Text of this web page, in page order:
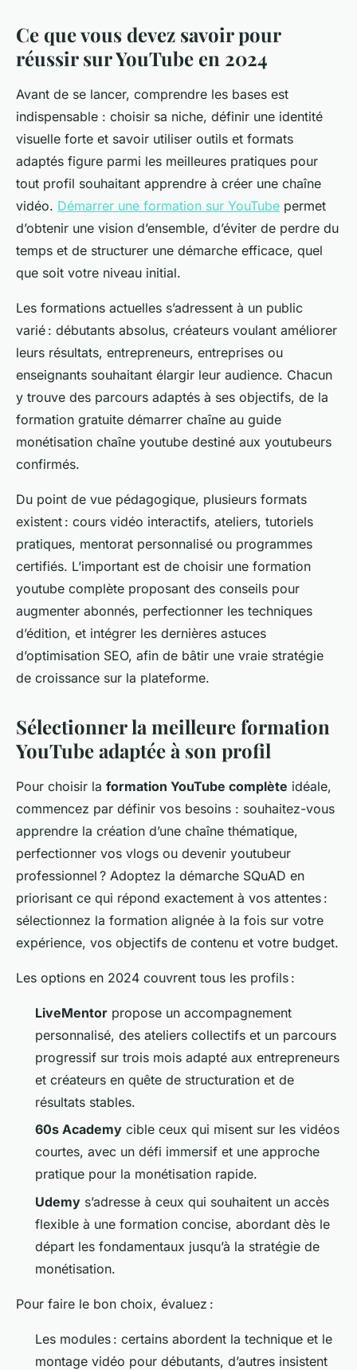
Ce que vous devez savoir pour
réussir sur YouTube en 2024
Avant de se lancer, comprendre les bases est
indispensable : choisir sa niche, définir une identité
visuelle forte et savoir utiliser outils et formats
adaptés figure parmi les meilleures pratiques pour
tout profil souhaitant apprendre à créer une chaîne
vidéo. Démarrer une formation sur YouTube permet
d’obtenir une vision d’ensemble, d’éviter de perdre du
temps et de structurer une démarche efficace, quel
que soit votre niveau initial.
Les formations actuelles s’adressent à un public
varié : débutants absolus, créateurs voulant améliorer
leurs résultats, entrepreneurs, entreprises ou
enseignants souhaitant élargir leur audience. Chacun
y trouve des parcours adaptés à ses objectifs, de la
formation gratuite démarrer chaîne au guide
monétisation chaîne youtube destiné aux youtubeurs
confirmés.
Du point de vue pédagogique, plusieurs formats
existent : cours vidéo interactifs, ateliers, tutoriels
pratiques, mentorat personnalisé ou programmes
certifiés. L’important est de choisir une formation
youtube complète proposant des conseils pour
augmenter abonnés, perfectionner les techniques
d’édition, et intégrer les dernières astuces
d’optimisation SEO, afin de bâtir une vraie stratégie
de croissance sur la plateforme.
Sélectionner la meilleure formation
YouTube adaptée à son profil
Pour choisir la formation YouTube complète idéale,
commencez par définir vos besoins : souhaitez-vous
apprendre la création d’une chaîne thématique,
perfectionner vos vlogs ou devenir youtubeur
professionnel ? Adoptez la démarche SQuAD en
priorisant ce qui répond exactement à vos attentes :
sélectionnez la formation alignée à la fois sur votre
expérience, vos objectifs de contenu et votre budget.
Les options en 2024 couvrent tous les profils :
LiveMentor propose un accompagnement
personnalisé, des ateliers collectifs et un parcours
progressif sur trois mois adapté aux entrepreneurs
et créateurs en quête de structuration et de
résultats stables.
60s Academy cible ceux qui misent sur les vidéos
courtes, avec un défi immersif et une approche
pratique pour la monétisation rapide.
Udemy s’adresse à ceux qui souhaitent un accès
flexible à une formation concise, abordant dès le
départ les fondamentaux jusqu’à la stratégie de
monétisation.
Pour faire le bon choix, évaluez :
Les modules : certains abordent la technique et le
montage vidéo pour débutants, d’autres insistent